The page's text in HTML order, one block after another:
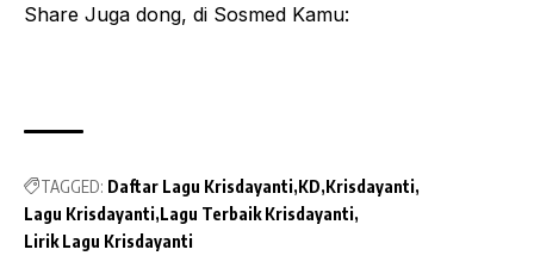
Share Juga dong, di Sosmed Kamu:
TAGGED: Daftar Lagu Krisdayanti KD Krisdayanti
Lagu Krisdayanti Lagu Terbaik Krisdayanti
Lirik Lagu Krisdayanti